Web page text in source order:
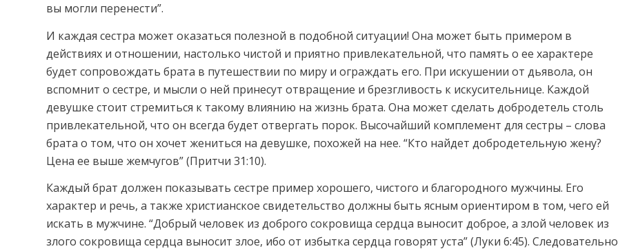
вы могли перенести”.
И каждая сестра может оказаться полезной в подобной ситуации! Она может быть примером в
действиях и отношении, настолько чистой и приятно привлекательной, что память о ее характере
будет сопровождать брата в путешествии по миру и ограждать его. При искушении от дьявола, он
вспомнит о сестре, и мысли о ней принесут отвращение и брезгливость к искусительнице. Каждой
девушке стоит стремиться к такому влиянию на жизнь брата. Она может сделать добродетель столь
привлекательной, что он всегда будет отвергать порок. Высочайший комплемент для сестры – слова
брата о том, что он хочет жениться на девушке, похожей на нее. “Кто найдет добродетельную жену?
Цена ее выше жемчугов” (Притчи 31:10).
Каждый брат должен показывать сестре пример хорошего, чистого и благородного мужчины. Его
характер и речь, а также христианское свидетельство должны быть ясным ориентиром в том, чего ей
искать в мужчине. “Добрый человек из доброго сокровища сердца выносит доброе, а злой человек из
злого сокровища сердца выносит злое, ибо от избытка сердца говорят уста” (Луки 6:45).